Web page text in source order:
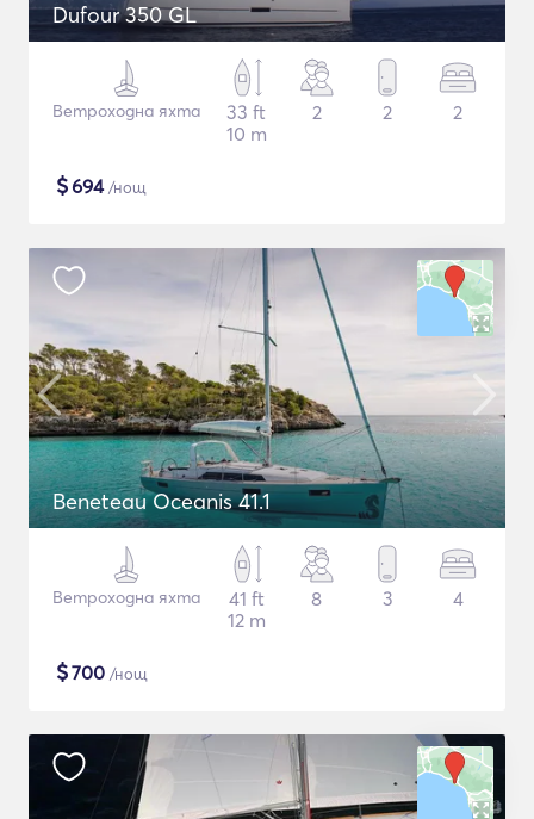
Dufour 350 GL
Ветроходна яхта
33 ft
10 m
2 2 2
$694/нощ
Beneteau Oceanis 41.1
Ветроходна яхта
41 ft
12 m
8 3 4
$700 /нощ